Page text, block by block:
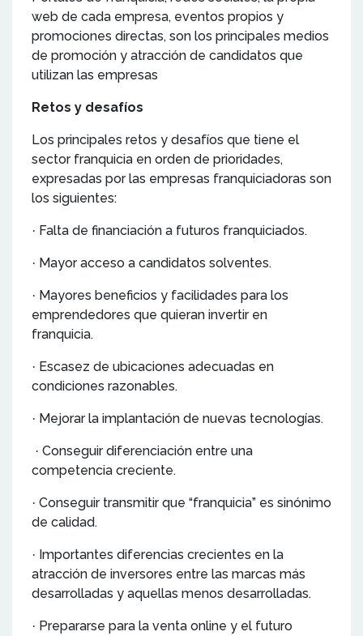
web de cada empresa, eventos propios y
promociones directas, son los principales medios
de promoción y atracción de candidatos que
utilizan las empresas
Retos y desafíos
Los principales retos y desafíos que tiene el
sector franquicia en orden de prioridades,
expresadas por las empresas franquiciadoras son
los siguientes:
· Falta de financiación a futuros franquiciados.
· Mayor acceso a candidatos solventes.
· Mayores beneficios y facilidades para los
emprendedores que quieran invertir en
franquicia.
· Escasez de ubicaciones adecuadas en
condiciones razonables.
· Mejorar la implantación de nuevas tecnologías.
· Conseguir diferenciación entre una
competencia creciente.
· Conseguir transmitir que “franquicia” es sinónimo
de calidad.
· Importantes diferencias crecientes en la
atracción de inversores entre las marcas más
desarrolladas y aquellas menos desarrolladas.
· Prepararse para la venta online y el futuro